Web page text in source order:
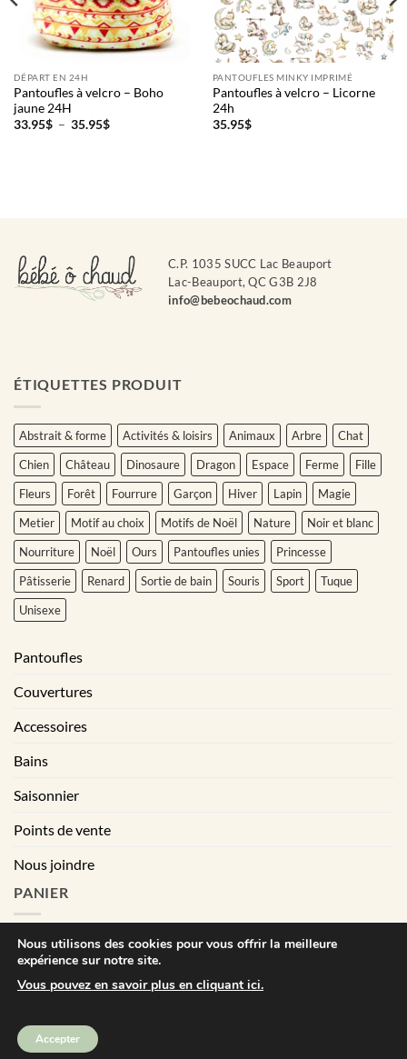
DÉPART EN 24H
Pantoufles à velcro – Boho
jaune 24H
33.95$ – 35.95$Plage
PANTOUFLES MINKY IMPRIMÉ
Pantoufles à velcro – Licorne
24h
35.95$
C.P. 1035 SUCC Lac Beauport
Lac-Beauport, QC G3B 2J8
info@bebeochaud.com
ÉTIQUETTES PRODUIT
Abstrait & forme Activités & loisirs Animaux Arbre
Chat
Chien
Château Dinosaure Dragon Espace Ferme
Fille
Fleurs
Forêt Fourrure Garçon Hiver Lapin
Magie
Metier
Motif au choix Motifs de Noël Nature
Noir et blanc
Nourriture
Noël Ours Pantoufles unies
Princesse
Pâtisserie
Renard Sortie de bain Souris Sport
Tuque
Unisexe
Pantoufles
Couvertures
Accessoires
Bains
Saisonnier
Points de vente
Nous joindre
PANIER
Conditions générales de vente
Bébé Ô Chaud © Tout droits réservés | All right reserved. 2025
Nous utilisons des cookies pour vous offrir la meilleure
expérience sur notre site.
Vous pouvez en savoir plus en cliquant ici.
Accepter